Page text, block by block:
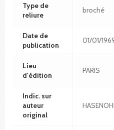
Type de
reliure
broché
Date de
publication
01/01/
Lieu
d'édition
PARIS
Indic. sur
auteur
original